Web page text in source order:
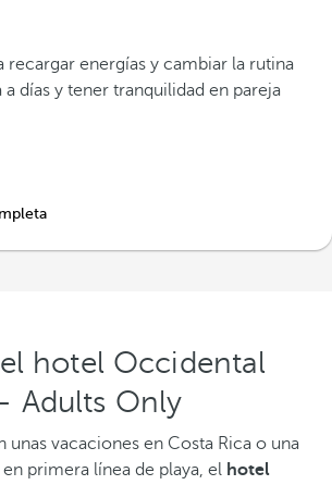
recargar energías y cambiar la rutina
días y tener tranquilidad en pareja
el hotel Occidental
Adults Only
unas vacaciones en Costa Rica o una
primera línea de playa, el hotel